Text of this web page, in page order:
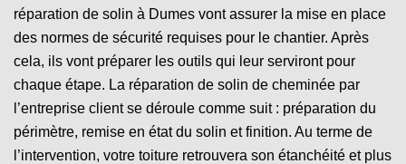
réparation de solin à Dumes vont assurer la mise en place
des normes de sécurité requises pour le chantier. Après
cela, ils vont préparer les outils qui leur serviront pour
chaque étape. La réparation de solin de cheminée par
l’entreprise client se déroule comme suit : préparation du
périmètre, remise en état du solin et finition. Au terme de
l’intervention, votre toiture retrouvera son étanchéité et plus